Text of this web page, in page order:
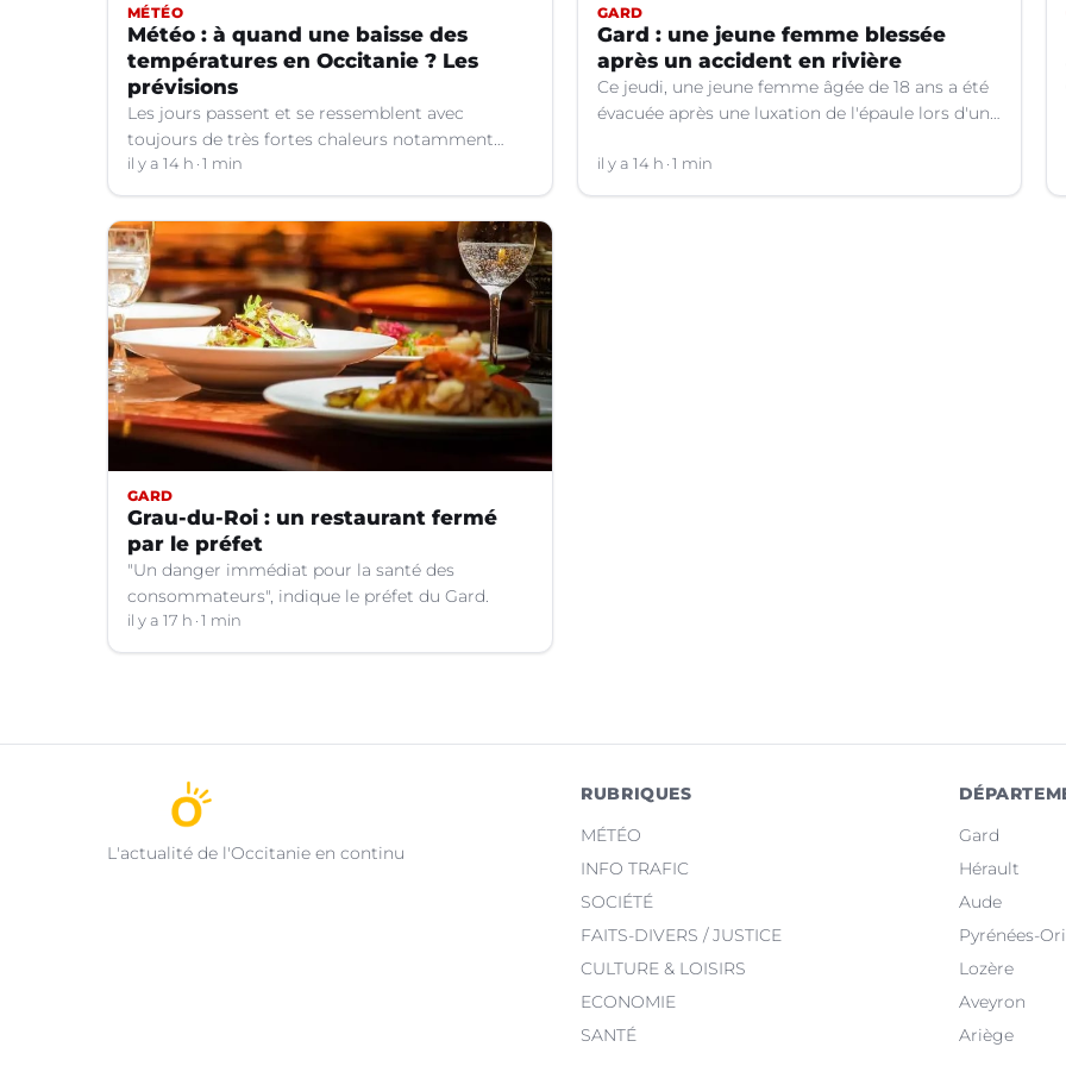
MÉTÉO
Météo : à quand une baisse des
températures en Occitanie ? Les
prévisions
Les jours passent et se ressemblent avec
toujours de très fortes chaleurs notamment
dans le Languedoc. Jusqu’à quand ?
il y a 14 h 1 min
GARD
Gard : une jeune femme blessée
après un accident en rivière
Ce jeudi, une jeune femme âgée de 18 ans a été
évacuée après une luxation de l'épaule lors d'un
Valborgne (Gard).
il y a 14 h 1 min
GARD
Grau-du-Roi : un restaurant fermé
par le préfet
"Un danger immédiat pour la santé des
consommateurs", indique le préfet du Gard.
il y a 17 h 1 min
L'actualité de l'Occitanie en continu
RUBRIQUES
MÉTÉO
INFO TRAFIC
SOCIÉTÉ
FAITS-DIVERS / JUSTICE
CULTURE & LOISIRS
ECONOMIE
SANTÉ
Gard
Hérault
Aude
Pyrénées-
Lozère
Aveyron
Ariège